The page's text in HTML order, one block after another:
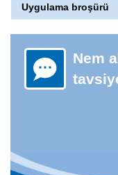
Uygulama broşürü
Nem